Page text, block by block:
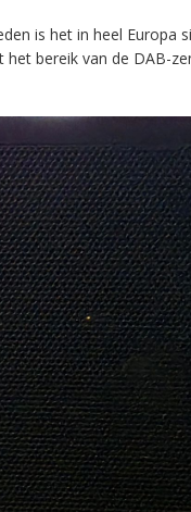
is het in heel Europa
bereik van de DAB-